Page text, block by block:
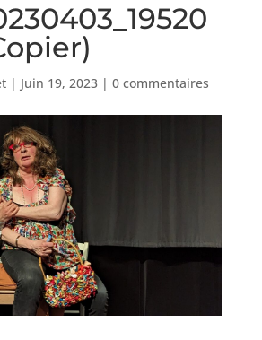
| Juin 19, 2023| 0 commentaires